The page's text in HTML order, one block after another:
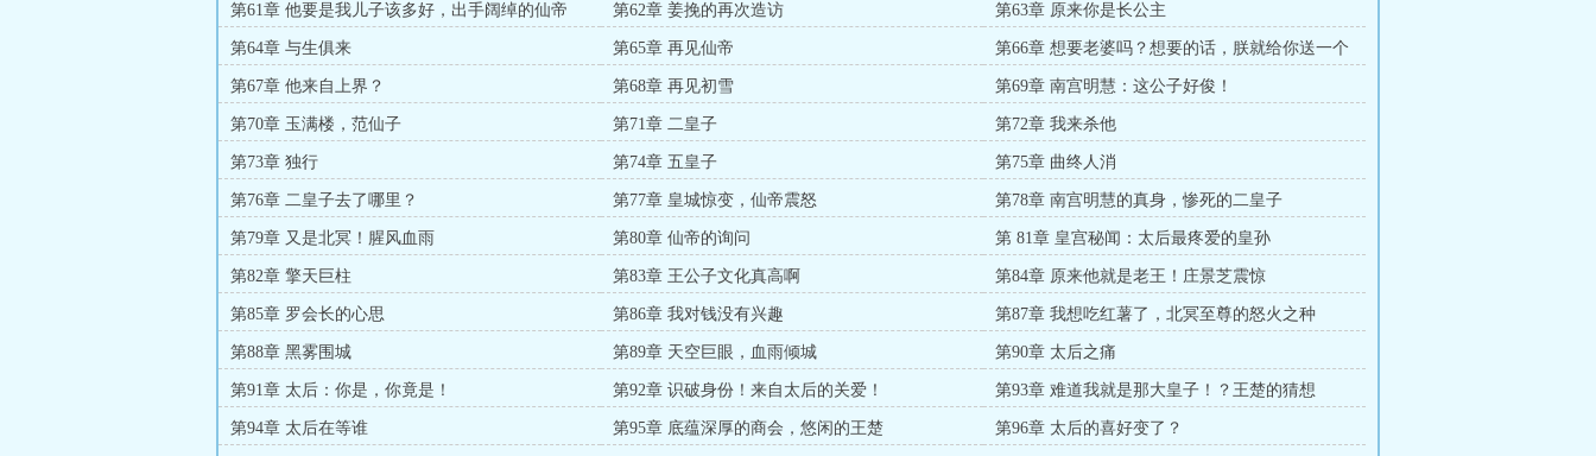
第61章 他要是我儿子该多好，出手阔绰的仙帝 第62章 姜挽的再次造访 第63章 原来你是长公主
第64章 与生俱来 第65章 再见仙帝 第66章 想要老婆吗？想要的话，朕就给你送一个
第67章 他来自上界？ 第68章 再见初雪 第69章 南宫明慧：这公子好俊！
第70章 玉满楼，范仙子 第71章 二皇子 第72章 我来杀他
第73章 独行 第74章 五皇子 第75章 曲终人消
第76章 二皇子去了哪里？ 第77章 皇城惊变，仙帝震怒 第78章 南宫明慧的真身，惨死的二皇子
第79章 又是北冥！腥风血雨 第80章 仙帝的询问 第 81章 皇宫秘闻：太后最疼爱的皇孙
第82章 擎天巨柱 第83章 王公子文化真高啊 第84章 原来他就是老王！庄景芝震惊
第85章 罗会长的心思 第86章 我对钱没有兴趣 第87章 我想吃红薯了，北冥至尊的怒火之种
第88章 黑雾围城 第89章 天空巨眼，血雨倾城 第90章 太后之痛
第91章 太后：你是，你竟是！ 第92章 识破身份！来自太后的关爱！ 第93章 难道我就是那大皇子！？王楚的猜想
第94章 太后在等谁 第95章 底蕴深厚的商会，悠闲的王楚 第96章 太后的喜好变了？